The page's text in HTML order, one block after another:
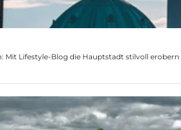
Mit Lifestyle-Blog die Hauptstadt stilvoll erobern